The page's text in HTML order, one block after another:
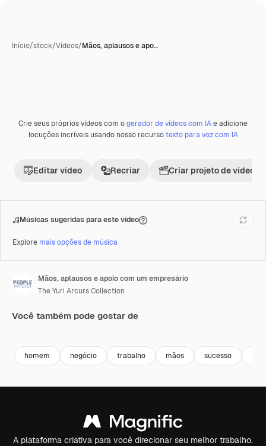
Início/stock/Vídeos/Mãos, aplausos e apo…
Premium
Crie seus próprios vídeos com ogerador de vídeos com IAe adicione
locuções incríveis usando nosso recursotexto para voz com IA
Editar vídeo Recriar Criar projeto de vídeo
Músicas sugeridas para este vídeo
Explore mais opções de música
Mãos, aplausos e apoio com um empresário
The Yuri Arcurs Collection
Você também pode gostar de
homem negócio trabalho mãos sucesso
A plataforma criativa para você direcionar seu melhor trabalho.